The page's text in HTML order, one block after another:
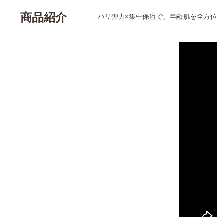
商品紹介 ハリ弾力×集中保湿で、年齢肌を全方